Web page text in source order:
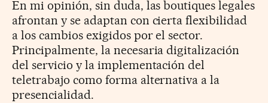
En mi opinión, sin duda, las boutiques legales
afrontan y se adaptan con cierta flexibilidad
a los cambios exigidos por el sector.
Principalmente, la necesaria digitalización
del servicio y la implementación del
teletrabajo como forma alternativa a la
presencialidad.